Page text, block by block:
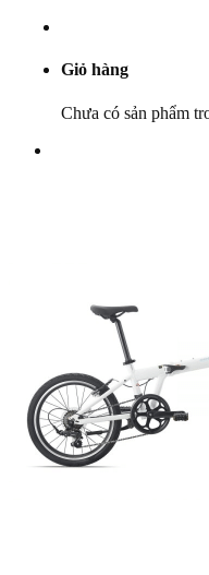
Giỏ hàng
Chưa có sản phẩm